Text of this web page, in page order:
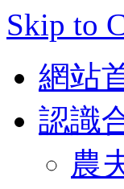
Skip to
網站
認識
農